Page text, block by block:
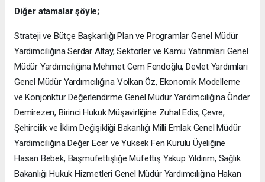
Diğer atamalar şöyle;
Strateji ve Bütçe Başkanlığı Plan ve Programlar Genel Müdür
Yardımcılığına Serdar Altay, Sektörler ve Kamu Yatırımları Genel
Müdür Yardımcılığına Mehmet Cem Fendoğlu, Devlet Yardımları
Genel Müdür Yardımcılığına Volkan Öz, Ekonomik Modelleme
ve Konjonktür Değerlendirme Genel Müdür Yardımcılığına Önder
Demirezen, Birinci Hukuk Müşavirliğine Zuhal Edis, Çevre,
Şehircilik ve İklim Değişikliği Bakanlığı Milli Emlak Genel Müdür
Yardımcılığına Değer Ecer ve Yüksek Fen Kurulu Üyeliğine
Hasan Bebek, Başmüfettişliğe Müfettiş Yakup Yıldırım, Sağlık
Bakanlığı Hukuk Hizmetleri Genel Müdür Yardımcılığına Hakan